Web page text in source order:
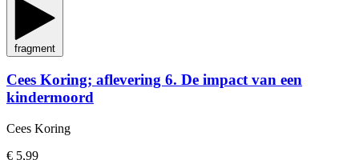
fragment
Cees Koring; aflevering 6. De impact van een
kindermoord
Cees Koring
€ 5,99